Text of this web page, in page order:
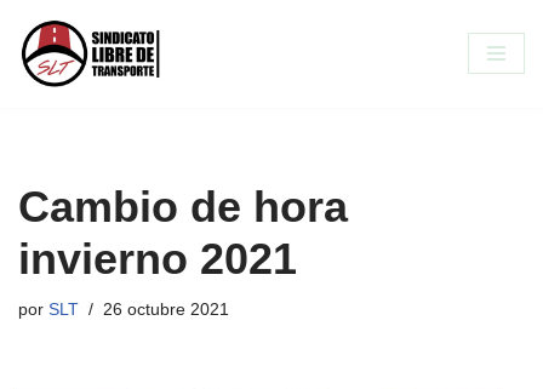
Saltar
Cambio de hora
invierno 2021
por SLT 26 octubre 2021